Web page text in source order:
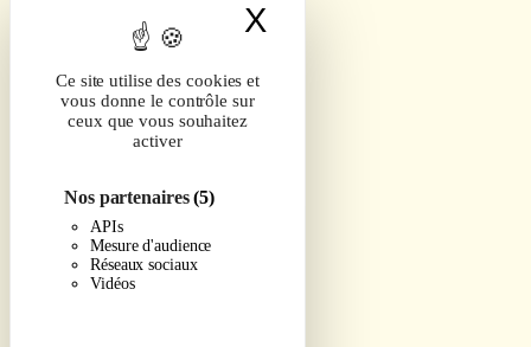
Ce site utilise des cookies et
vous donne le contrôle sur
ceux que vous souhaitez
activer
Nos partenaires(5)
APIs
Mesure d'audience
Réseaux sociaux
Vidéos
X